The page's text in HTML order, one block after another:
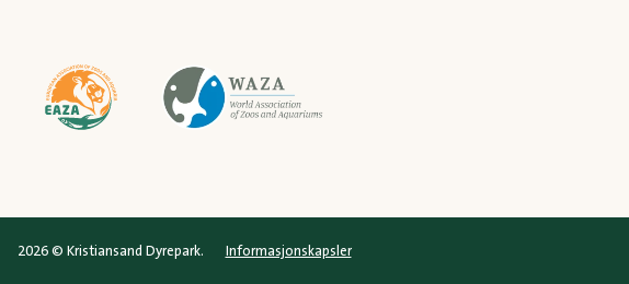
2026 © Kristiansand Dyrepark. Informasjonskapsler